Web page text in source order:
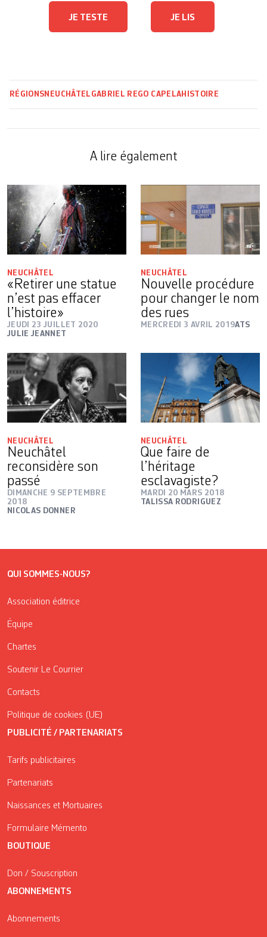
JE TESTE JE LIS
RÉGIONS NEUCHÂTEL GABRIEL REGO CAPELA HISTOIRE
A lire également
NEUCHÂTEL
«Retirer une statue
n’est pas effacer
l’histoire»
JEUDI 23 JUILLET 2020
JULIE JEANNET
NEUCHÂTEL
Nouvelle procédure
pour changer le nom
des rues
MERCREDI 3 AVRIL 2019ATS
NEUCHÂTEL
Neuchâtel
reconsidère son
passé
DIMANCHE 9 SEPTEMBRE
2018
NICOLAS DONNER
NEUCHÂTEL
Que faire de
l’héritage
esclavagiste?
MARDI 20 MARS 2018
TALISSA RODRIGUEZ
QUI SOMMES-NOUS?
Association éditrice
Équipe
Chartes
Soutenir Le Courrier
Contacts
Politique de cookies (UE)
PUBLICITÉ / PARTENARIATS
Tarifs publicitaires
Partenariats
Naissances et Mortuaires
Formulaire Mémento
BOUTIQUE
Don / Souscription
ABONNEMENTS
Abonnements